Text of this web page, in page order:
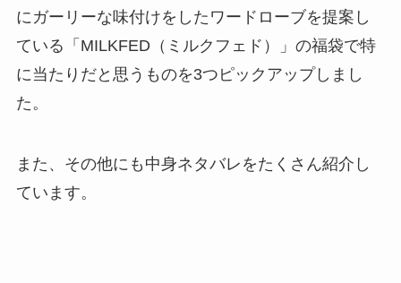
にガーリーな味付けをしたワードローブを提案し
ている「MILKFED（ミルクフェド）」の福袋で特
に当たりだと思うものを3つピックアップしまし
た。
また、その他にも 中身ネタバレをたくさん紹介 し
ています。